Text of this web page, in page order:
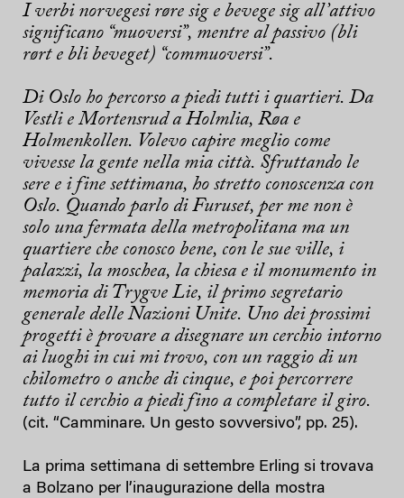
I verbi norvegesi røre sig e bevege sig all’attivo
significano “muoversi”, mentre al passivo (bli
rørt e bli beveget) “commuoversi”.
Di Oslo ho percorso a piedi tutti i quartieri. Da
Vestli e Mortensrud a Holmlia, Røa e
Holmenkollen. Volevo capire meglio come
vivesse la gente nella mia città. Sfruttando le
sere e i fine settimana, ho stretto conoscenza con
Oslo. Quando parlo di Furuset, per me non è
solo una fermata della metropolitana ma un
quartiere che conosco bene, con le sue ville, i
palazzi, la moschea, la chiesa e il monumento in
memoria di Trygve Lie, il primo segretario
generale delle Nazioni Unite. Uno dei prossimi
progetti è provare a disegnare un cerchio intorno
ai luoghi in cui mi trovo, con un raggio di un
chilometro o anche di cinque, e poi percorrere
tutto il cerchio a piedi fino a completare il giro.
(cit. “Camminare. Un gesto sovversivo”, pp. 25).
La prima settimana di settembre Erling si trovava
a Bolzano per l’inaugurazione della mostra